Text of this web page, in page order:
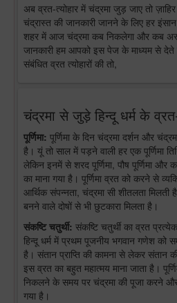
अब व्रत-त्योहार में चंद्रमा जुड़ जाए तो
चंद्रास्त की जानकारी जानने के लिए हर
शहर में आज चंद्रमा कब निकलेगा और कब
जानकारी हम आपको इस पेज के माध्यम से
संबंधित व्रत त्योहारों की तो,
चंद्रमा से जुड़े हिन्दू धर्म के व्रत-
पूर्णिमा: पूर्णिमा के दिन चंद्रमा दर्शन और
है। यूं तो साल में पड़ने वाली हर एक पूर्णिमा
लेकिन इनमें से शरद पूर्णिमा, पौष पूर्णिमा और
का माना गया है। पूर्णिमा व्रत को करने से
आर्थिक संपन्नता, चंद्रमा सी शीतलता
बनने वाले दोषों से भी छुटकारा मिलता है।
संकष्टि चतुर्थी: संकष्टि चतुर्थी का व्रत
हिन्दू धर्म में प्रथम पूजनीय भगवान गणेश को
है। संतान प्राप्ति की कामना से लेकर संतान
इस व्रत का बहुत महात्मय माना जाता है।
निकलने के समय पर चंद्रमा की पूजा करने और
गया है।